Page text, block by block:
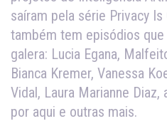
saíram pela série Privacy
também tem episódios
galera: Lucia Egana,
Bianca Kremer, Vanessa
Vidal, Laura Marianne
por aqui e outras mais.